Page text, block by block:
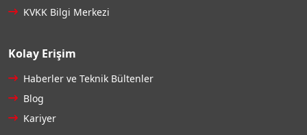
KVKK Bilgi Merkezi
Kolay Erişim
Haberler ve Teknik Bültenler
Blog
Kariyer